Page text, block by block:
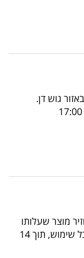
מוצר שעלותו
מעל 50 ש"ח, באריזתו המקורית ולא נעשה בו כל שימוש, תוך 14